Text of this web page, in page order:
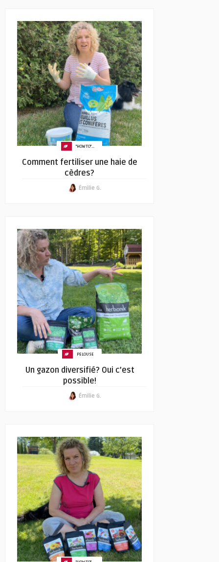
"HOW TO"...
Comment fertiliser une haie de
cèdres?
Émilie G.
PELOUSE
Un gazon diversifié? Oui c’est
possible!
Émilie G.